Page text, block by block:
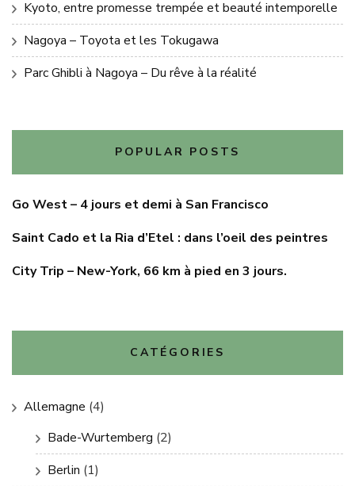
Kyoto, entre promesse trempée et beauté intemporelle
Nagoya – Toyota et les Tokugawa
Parc Ghibli à Nagoya – Du rêve à la réalité
POPULAR POSTS
Go West – 4 jours et demi à San Francisco
Saint Cado et la Ria d’Etel : dans l’oeil des peintres
City Trip – New-York, 66 km à pied en 3 jours.
CATÉGORIES
Allemagne (4)
Bade-Wurtemberg (2)
Berlin (1)